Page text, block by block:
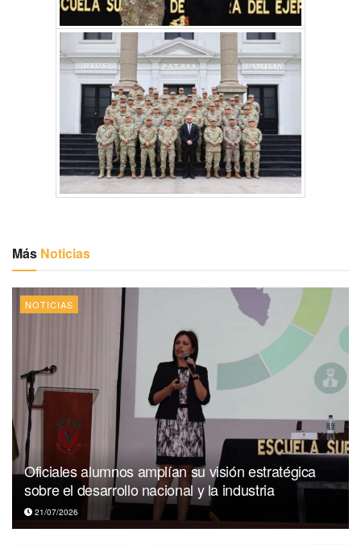
Más Noticias
NOTICIAS
Oficiales alumnos amplían su visión estratégica
sobre el desarrollo nacional y la industria
21/07/2026